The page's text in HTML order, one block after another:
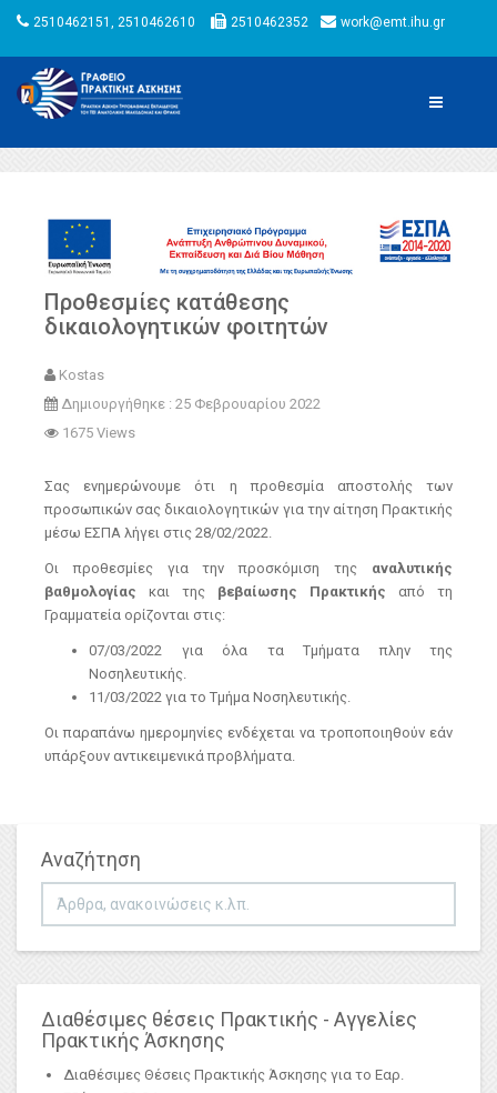
2510462151, 2510462610 2510462352 work@emt.ihu.gr
Προθεσμίες κατάθεσης
δικαιολογητικών φοιτητών
Kostas
Δημιουργήθηκε : 25 Φεβρουαρίου 2022
1675 Views
Σας ενημερώνουμε ότι η προθεσμία αποστολής των
προσωπικών σας δικαιολογητικών για την αίτηση Πρακτικής
μέσω ΕΣΠΑ λήγει στις 28/02/2022.
Οι προθεσμίες για την προσκόμιση της αναλυτικής
βαθμολογίας και της βεβαίωσης Πρακτικής από τη
Γραμματεία ορίζονται στις:
07/03/2022 για όλα τα Τμήματα πλην της
Νοσηλευτικής.
11/03/2022 για το Τμήμα Νοσηλευτικής.
Οι παραπάνω ημερομηνίες ενδέχεται να τροποποιηθούν εάν
υπάρξουν αντικειμενικά προβλήματα.
Αναζήτηση
Αναζήτηση...
Διαθέσιμες θέσεις Πρακτικής - Αγγελίες
Πρακτικής Άσκησης
Διαθέσιμες Θέσεις Πρακτικής Άσκησης για το Εαρ.